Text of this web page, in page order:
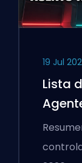
19 Jul
Lista